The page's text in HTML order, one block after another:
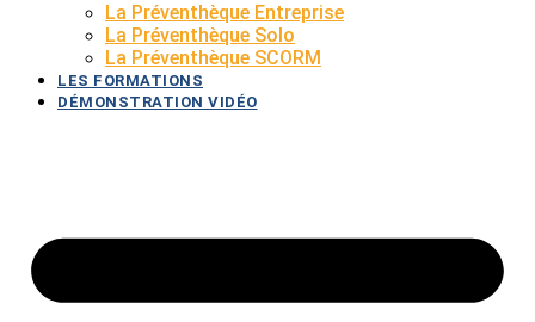
La Préventhèque Entreprise
La Préventhèque Solo
La Préventhèque SCORM
LES FORMATIONS
DÉMONSTRATION VIDÉO